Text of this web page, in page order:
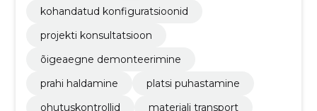
kohandatud konfiguratsioonid
projekti konsultatsioon
õigeaegne demonteerimine
prahi haldamine
platsi puhastamine
ohutuskontrollid
materjali transport